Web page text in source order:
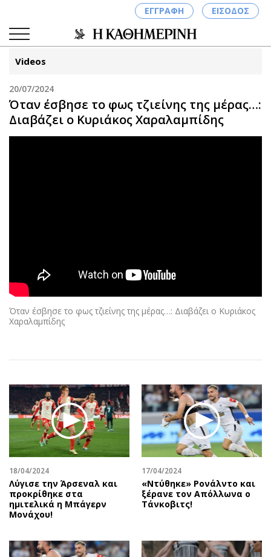
ΕΓΓΡΑΦΗ ΕΙΣΟΔΟΣ
ΚΑΤΗΓΟΡΙΕΣ ΣΥΝΔΕΣΗ
Κύπρος
Αθλητισμός
Κύπρος
Ελλάδα
Οικονομία
Real Estate
Επιχειρήσεις
Αγορές
Money Review
AstroBank Properties
Trends
Ενέργεια
Περιβάλλον
Απόψεις
Geek
Νέα
Κινητά-tablets
Πολιτική
Οικονομία
Γενικά
Αναδρομές
Πρόσωπα
Περιβάλλον
Good Life
Γυναίκα
Ταξίδια
Videos
20/07/2024
Όταν έσβησε το φως τζιείνης της μέρας…:
Διαβάζει ο Κυριάκος Χαραλαμπίδης
Όταν έσβησε το φως τζιείνης της μέρας…: Διαβάζει ο Κυριάκος
Χαραλαμπίδης
18/04/2024
Λύγισε την Άρσεναλ και
προκρίθηκε στα
ημιτελικά η Μπάγερν
Μονάχου!
17/04/2024
«Ντύθηκε» Ρονάλντο και
ξέρανε τον Απόλλωνα ο
Τάνκοβιτς!